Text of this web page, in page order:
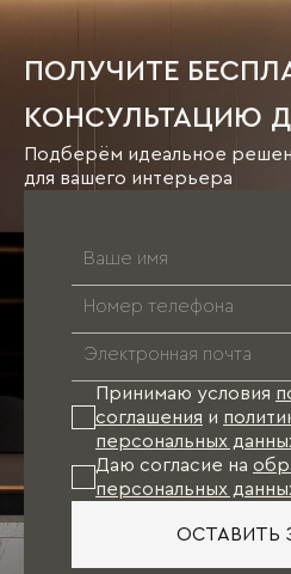
ПОЛУЧИТЕ
КОНСУЛЬТАЦИЮ
Подберём идеальное
для вашего интерьера
Принимаю условия
соглашения и
персональных
Даю согласие на
персональных
ОСТАВИТЬ